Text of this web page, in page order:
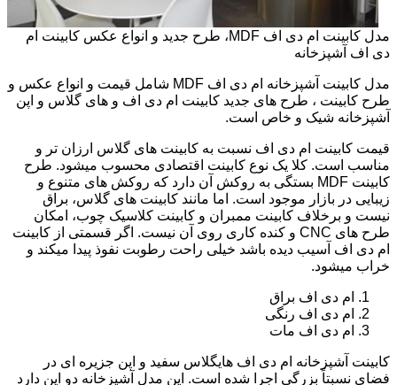
مدل کابینت ام دی اف MDF، طرح جدید و انواع عکس کابینت ام
دی اف آشپزخانه
مدل کابینت آشپزخانه ام دی اف MDF شامل قیمت و انواع عکس و
طرح کابینت ، طرح های جدید کابینت ام دی اف و های گلاس و اپن
آشپزخانه شیک و خاص است.
قیمت کابینت ام دی اف نسبت به کابینت های گلاس ارزان تر و
مناسب است. کلا یک نوع کابینت اقتصادی محسوب میشود. طرح
کابینت MDF بستگی به روکش آن دارد که روکش های متنوع و
زیبایی در بازار موجود است. اما مانند کابینت های گلاس، براق
نیست و برخلاف کابینت ممبران و کابینت کلاسیک چوب، امکان
طرح های CNC و کنده کاری روی آن نیست. اگر قسمتی از کابینت
ام دی اف آسیب دیده باشد خیلی راحت رطوبت نفوذ پیدا میکند و
خراب میشود.
ام دی اف براق
ام دی اف رنگی
ام دی اف مات
کابینت آشپزخانه ام دی اف هایگلاس سفید و اپن جزیره ای در
فضای نسبتاً بزرگی اجرا شده است. این مدل آشپزخانه دو اپن دارد